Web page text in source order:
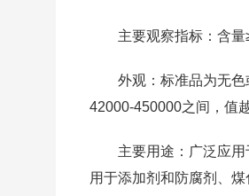
主要观察指标：含
外观：标准品为无色
42000-450000之间，值
主要用途：广泛应
用于添加剂和防腐剂、